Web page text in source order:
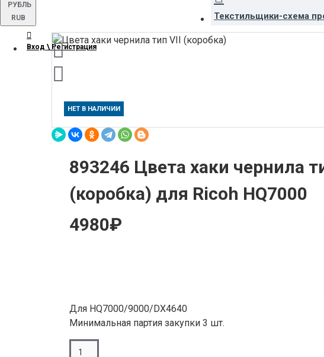
РУБЛЬ
RUB
Вход \ Регистрация
Текстильщики-схема
НЕТ В НАЛИЧИИ
893246 Цвета хаки чернила
(коробка) для Ricoh HQ7000
4980₽
Для HQ7000/9000/DX4640
Минимальная партия закупки 3 шт.